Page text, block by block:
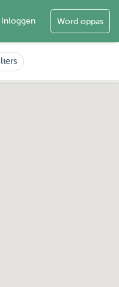
Inloggen Word oppas